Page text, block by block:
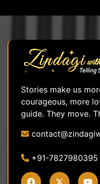
Stories make us
courageous, more
guide. They move.
+91-7827980395